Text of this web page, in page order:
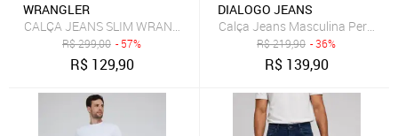
WRANGLER
CALÇA JEANS SLIM WRANGLER RT OR JEANS
R$299,00 - 57%
R$ 129,90
DIALOGO JEANS
Calça Jeans Masculina Perna
R$219,90 - 36%
R$ 139,90